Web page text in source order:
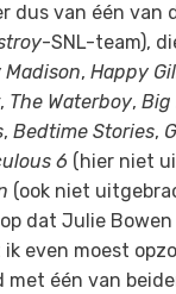
dus van één van
-SNL-team),
Madison, Happy
, The Waterboy, Big
, Bedtime Stories,
6 (hier niet
(ook niet
dat Julie
even moest
met één van